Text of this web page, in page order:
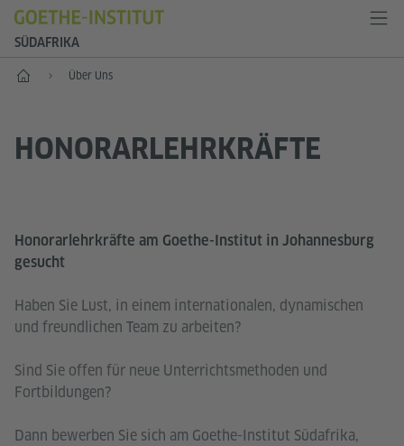
SÜDAFRIKA
Start Über Uns
HONORARLEHRKRÄFTE
Honorarlehrkräfte am Goethe-Institut in Johannesburg
gesucht
Haben Sie Lust, in einem internationalen, dynamischen
und freundlichen Team zu arbeiten?
Sind Sie offen für neue Unterrichtsmethoden und
Fortbildungen?
Dann bewerben Sie sich am Goethe-Institut Südafrika,